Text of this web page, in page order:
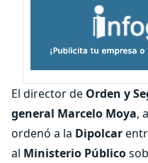
El director de Orden y
general Marcelo Moya,
ordenó a la Dipolcar
al Ministerio Público